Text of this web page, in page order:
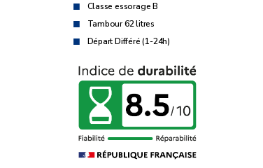
Classe essorage B
Tambour 62 litres
Départ Différé (1-24h)